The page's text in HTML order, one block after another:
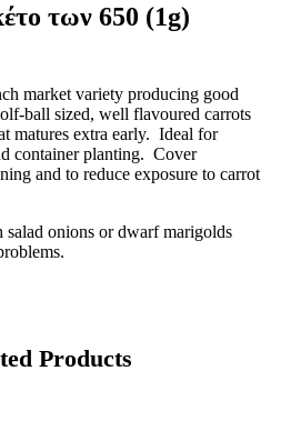
των 650 (1g)
market variety producing good
ball sized, well flavoured carrots
matures extra early. Ideal for
container planting. Cover
and to reduce exposure to carrot
onions or dwarf marigolds
Products